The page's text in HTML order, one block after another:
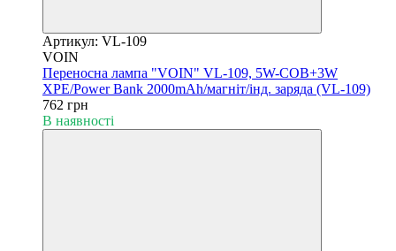
Артикул: VL-109
VOIN
Переносна лампа "VOIN" VL-109, 5W-COB+3W
XPE/Power Bank 2000mAh/магніт/інд. заряда (VL-109)
762 грн
В наявності